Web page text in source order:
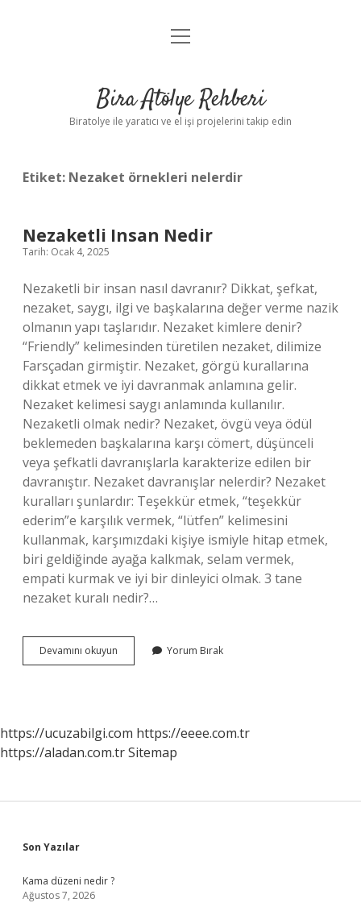
Anasayfa
Yasal Uyarı
menüyü
Bira Atölye Rehberi
Biratolye ile yaratıcı ve el işi projelerini takip edin
Etiket: Nezaket örnekleri nelerdir
Nezaketli Insan Nedir
Tarih: Ocak 4, 2025
Nezaketli bir insan nasıl davranır? Dikkat, şefkat,
nezaket, saygı, ilgi ve başkalarına değer verme nazik
olmanın yapı taşlarıdır. Nezaket kimlere denir?
“Friendly” kelimesinden türetilen nezaket, dilimize
Farsçadan girmiştir. Nezaket, görgü kurallarına
dikkat etmek ve iyi davranmak anlamına gelir.
Nezaket kelimesi saygı anlamında kullanılır.
Nezaketli olmak nedir? Nezaket, övgü veya ödül
beklemeden başkalarına karşı cömert, düşünceli
veya şefkatli davranışlarla karakterize edilen bir
davranıştır. Nezaket davranışlar nelerdir? Nezaket
kuralları şunlardır: Teşekkür etmek, “teşekkür
ederim”e karşılık vermek, “lütfen” kelimesini
kullanmak, karşımızdaki kişiye ismiyle hitap etmek,
biri geldiğinde ayağa kalkmak, selam vermek,
empati kurmak ve iyi bir dinleyici olmak. 3 tane
nezaket kuralı nedir?…
Devamını okuyun Nezaketli
Insan
Yorum Bırak
https://ucuzabilgi.com https://eeee.com.tr
https://aladan.com.trSitemap
Sidebar
Son Yazılar
Kama düzeni nedir ?
Ağustos 7, 2026